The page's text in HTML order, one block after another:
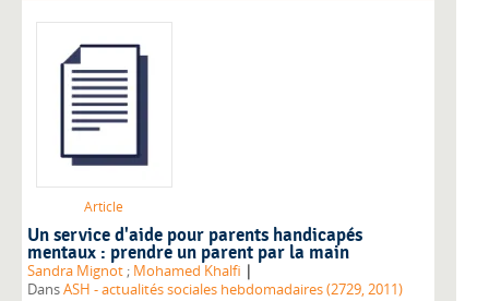
Article
Un service d'aide pour parents handicapés
mentaux : prendre un parent par la main
Sandra Mignot ; Mohamed Khalfi |
DansASH - actualités sociales hebdomadaires (2729, 2011)